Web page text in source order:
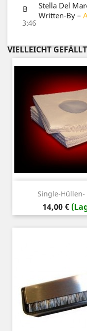
B
Stella Del
Written-By –
3:46
VIELLEICHT
Single-Hüllen-
Preis
14,00 €